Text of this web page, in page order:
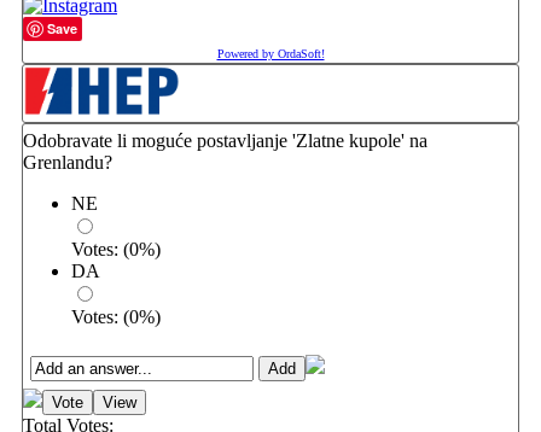
Save
Powered by OrdaSoft!
Odobravate li moguće postavljanje 'Zlatne kupole' na
Grenlandu?
NE
Votes: (0%)
DA
Votes: (0%)
Total Votes: